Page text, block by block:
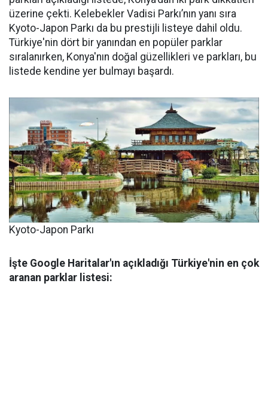
üzerine çekti. Kelebekler Vadisi Parkı’nın yanı sıra
Kyoto-Japon Parkı da bu prestijli listeye dahil oldu.
Türkiye'nin dört bir yanından en popüler parklar
sıralanırken, Konya'nın doğal güzellikleri ve parkları, bu
listede kendine yer bulmayı başardı.
Kyoto-Japon Parkı
İşte Google Haritalar'ın açıkladığı Türkiye'nin en çok
aranan parklar listesi: